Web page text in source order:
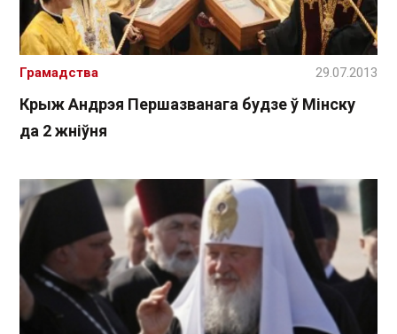
Крыж Андрэя Першазванага будзе ў Мінску
да 2 жніўня
Грамадства 29.07.2013